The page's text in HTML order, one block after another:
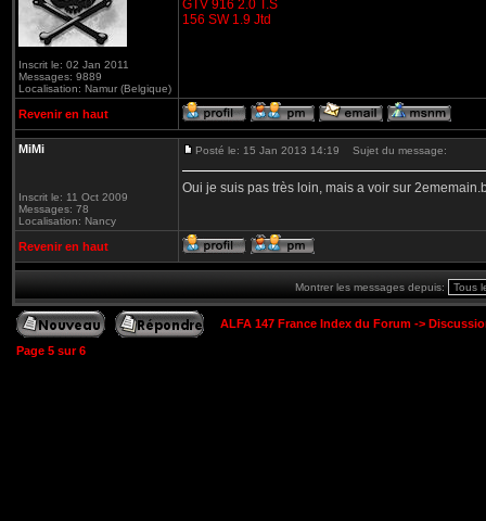
Inscrit le: 02 Jan 2011
Messages: 9889
Localisation: Namur (Belgique)
GTV 916 2.0 T.S
156 SW 1.9 Jtd
Revenir en haut
MiMi
Inscrit le: 11 Oct 2009
Messages: 78
Localisation: Nancy
Posté le: 15 Jan 2013 14:19 Sujet du message:
Oui je suis pas très loin, mais a voir sur
Revenir en haut
Montrer les messages depuis:
ALFA 147 France Index du Forum ->
Page 5 sur6